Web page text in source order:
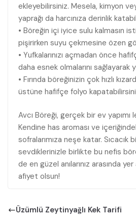
ekleyebilirsiniz. Mesela, kimyon
yaprağı da harcınıza derinlik
• Böreğin içi iyice sulu kalmasın
pişirirken suyu çekmesine özen
• Yufkalarınızı açmadan önce
daha esnek olmalarını sağlayarak
• Fırında böreğinizin çok hızlı
üstüne hafifçe folyo
Avcı Böreği, gerçek bir ev
Kendine has aroması ve
sofralarımıza neşe katar. Sıcacık
sevdiklerinizle birlikte bu nefis
de en güzel anılarınız arasında
afiyet olsun!
Üzümlü Zeytinyağlı Kek Tarifi